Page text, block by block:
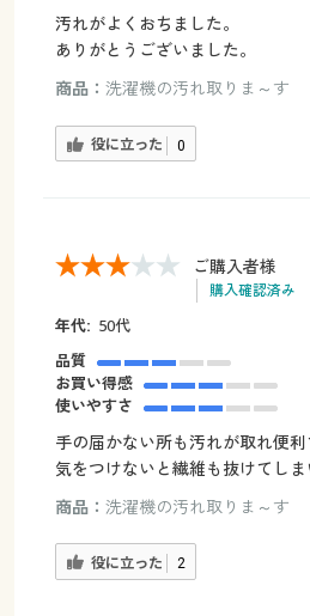
汚れがよくおちました。
ありがとうございました。
商品： 洗濯機の汚れ取りま～す
役に立った 0
ご購入者様
購入確認済み
年代: 50代
品質
お買い得感
使いやすさ
手の届かない所も汚れが取れ便
気をつけないと繊維も抜けてしま
商品： 洗濯機の汚れ取りま～す
役に立った 2